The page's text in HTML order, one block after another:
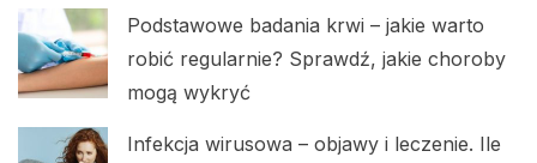
Podstawowe badania krwi – jakie warto
robić regularnie? Sprawdź, jakie choroby
mogą wykryć
Infekcja wirusowa – objawy i leczenie. Ile